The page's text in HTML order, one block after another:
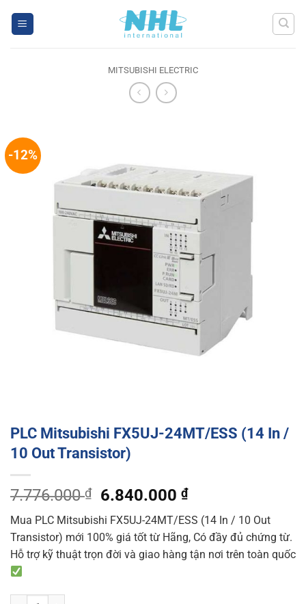
MITSUBISHI ELECTRIC
-12%
PLC Mitsubishi FX5UJ-24MT/ESS (14 In /
10 Out Transistor)
7.776.000₫
Original
price
was:
7.776.000 ₫.
6.840.000₫Current
price
is:
6.840.000 ₫.
Mua PLC Mitsubishi FX5UJ-24MT/ESS (14 In / 10 Out
Transistor) mới 100% giá tốt từ Hãng, Có đầy đủ chứng từ.
Hỗ trợ kỹ thuật trọn đời và giao hàng tận nơi trên toàn quốc
PLC Mitsubishi FX5UJ-24MT/ESS (14 In / 10 Out Transistor)